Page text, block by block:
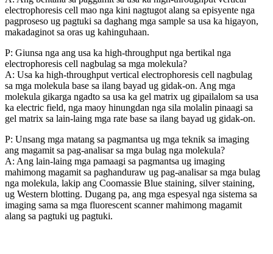
electrophoresis cell mao nga kini nagtugot alang sa episyente nga
pagproseso ug pagtuki sa daghang mga sample sa usa ka higayon,
makadaginot sa oras ug kahinguhaan.
P: Giunsa nga ang usa ka high-throughput nga bertikal nga
electrophoresis cell nagbulag sa mga molekula?
A: Usa ka high-throughput vertical electrophoresis cell nagbulag
sa mga molekula base sa ilang bayad ug gidak-on. Ang mga
molekula gikarga ngadto sa usa ka gel matrix ug gipailalom sa usa
ka electric field, nga maoy hinungdan nga sila molalin pinaagi sa
gel matrix sa lain-laing mga rate base sa ilang bayad ug gidak-on.
P: Unsang mga matang sa pagmantsa ug mga teknik sa imaging
ang magamit sa pag-analisar sa mga bulag nga molekula?
A: Ang lain-laing mga pamaagi sa pagmantsa ug imaging
mahimong magamit sa paghanduraw ug pag-analisar sa mga bulag
nga molekula, lakip ang Coomassie Blue staining, silver staining,
ug Western blotting. Dugang pa, ang mga espesyal nga sistema sa
imaging sama sa mga fluorescent scanner mahimong magamit
alang sa pagtuki ug pagtuki.